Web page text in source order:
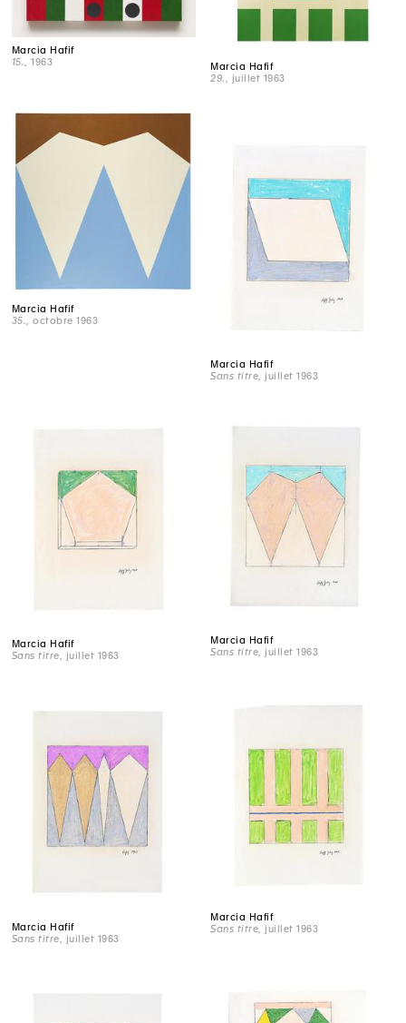
Marcia Hafif
15.
, 1963
Marcia Hafif
29., juillet 1963
Marcia Hafif
35.
, octobre 1963
Marcia Hafif
Sans titre , juillet 1963
Marcia Hafif
Sans titre, juillet 1963
Marcia Hafif
Sans titre , juillet 1963
Marcia Hafif
Sans titre , juillet 1963
Marcia Hafif
Sans titre , juillet 1963